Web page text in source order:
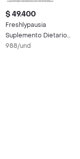
$ 49.400
Freshlypausia
Suplemento Dietario
(50 mg) 50 Cápsulas
988/und